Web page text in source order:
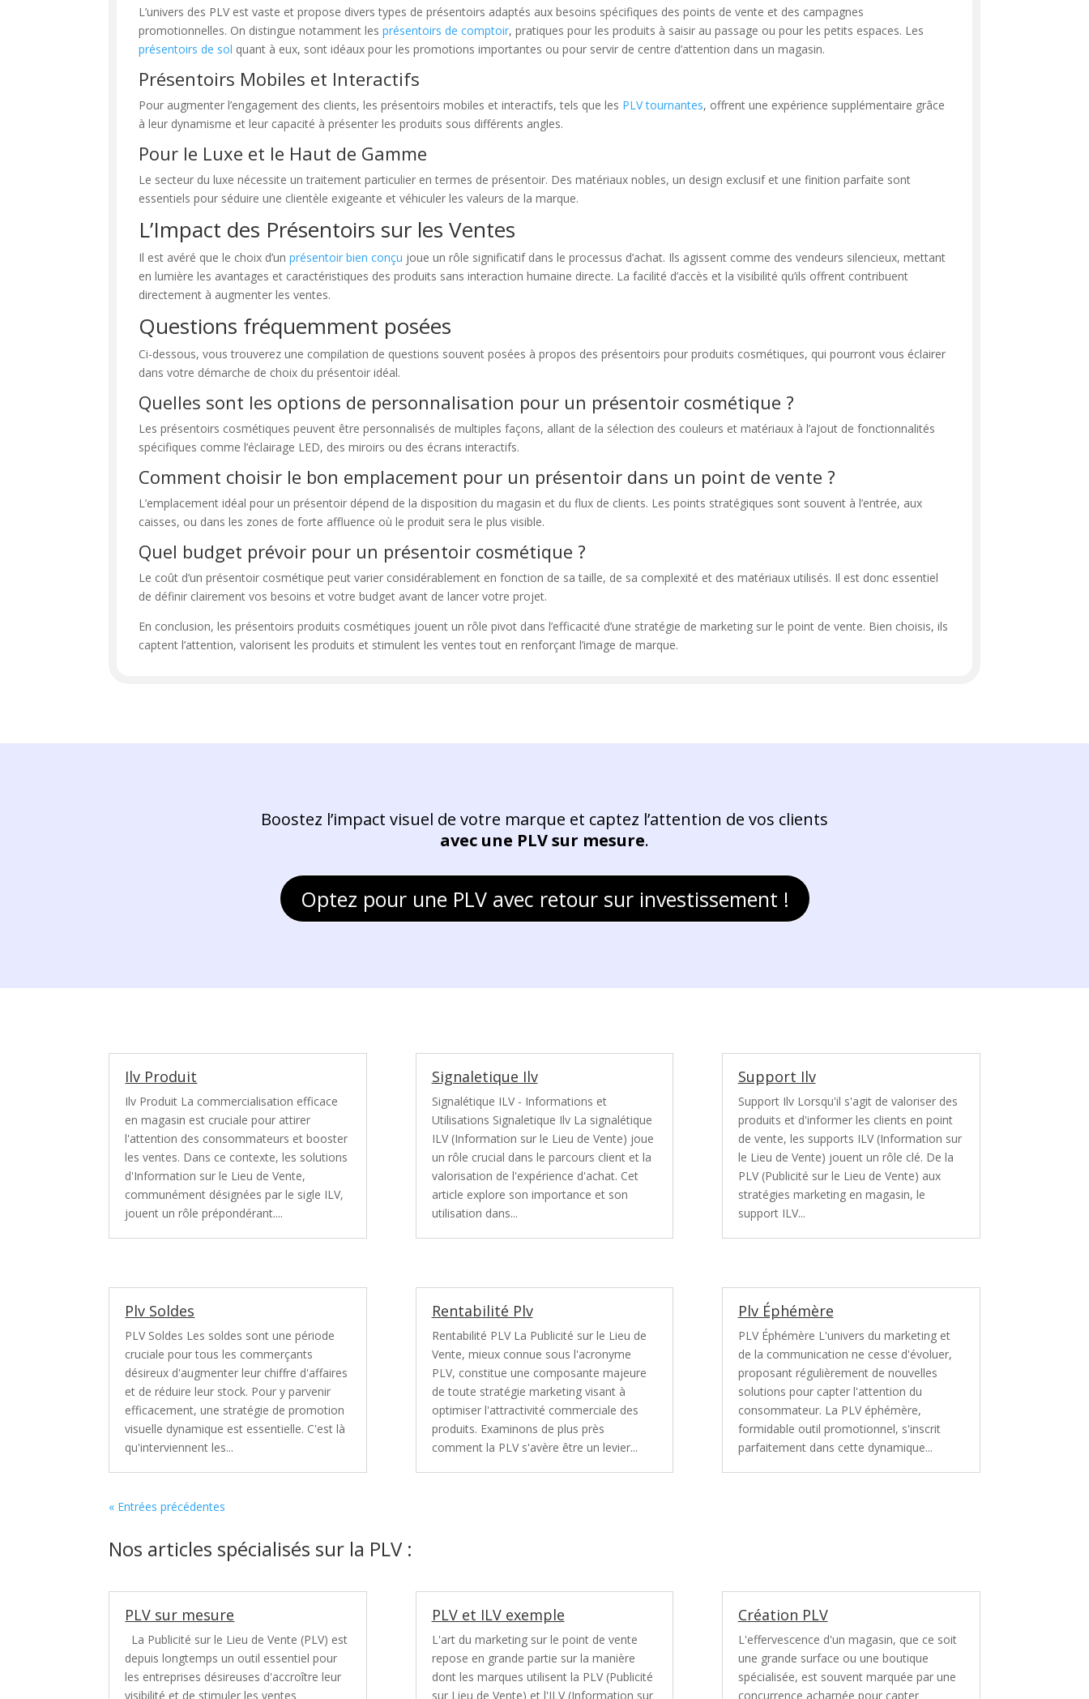
L’univers des PLV est vaste et propose divers types de présentoirs adaptés aux besoins spécifiques des points de vente et des campagnes
promotionnelles. On distingue notamment lesprésentoirs de comptoir, pratiques pour les produits à saisir au passage ou pour les petits espaces. Les
présentoirs de sol quant à eux, sont idéaux pour les promotions importantes ou pour servir de centre d’attention dans un magasin.
Présentoirs Mobiles et Interactifs
Pour augmenter l’engagement des clients, les présentoirs mobiles et interactifs, tels que les PLV tournantes, offrent une expérience supplémentaire grâce
à leur dynamisme et leur capacité à présenter les produits sous différents angles.
Pour le Luxe et le Haut de Gamme
Le secteur du luxe nécessite un traitement particulier en termes de présentoir. Des matériaux nobles, un design exclusif et une finition parfaite sont
essentiels pour séduire une clientèle exigeante et véhiculer les valeurs de la marque.
L’Impact des Présentoirs sur les Ventes
Il est avéré que le choix d’unprésentoir bien conçu joue un rôle significatif dans le processus d’achat. Ils agissent comme des vendeurs silencieux, mettant
en lumière les avantages et caractéristiques des produits sans interaction humaine directe. La facilité d’accès et la visibilité qu’ils offrent contribuent
directement à augmenter les ventes.
Questions fréquemment posées
Ci-dessous, vous trouverez une compilation de questions souvent posées à propos des présentoirs pour produits cosmétiques, qui pourront vous éclairer
dans votre démarche de choix du présentoir idéal.
Quelles sont les options de personnalisation pour un présentoir cosmétique ?
Les présentoirs cosmétiques peuvent être personnalisés de multiples façons, allant de la sélection des couleurs et matériaux à l’ajout de fonctionnalités
spécifiques comme l’éclairage LED, des miroirs ou des écrans interactifs.
Comment choisir le bon emplacement pour un présentoir dans un point de vente ?
L’emplacement idéal pour un présentoir dépend de la disposition du magasin et du flux de clients. Les points stratégiques sont souvent à l’entrée, aux
caisses, ou dans les zones de forte affluence où le produit sera le plus visible.
Quel budget prévoir pour un présentoir cosmétique ?
Le coût d’un présentoir cosmétique peut varier considérablement en fonction de sa taille, de sa complexité et des matériaux utilisés. Il est donc essentiel
de définir clairement vos besoins et votre budget avant de lancer votre projet.
En conclusion, les présentoirs produits cosmétiques jouent un rôle pivot dans l’efficacité d’une stratégie de marketing sur le point de vente. Bien choisis, ils
captent l’attention, valorisent les produits et stimulent les ventes tout en renforçant l’image de marque.
Boostez l’impact visuel de votre marque et captez l’attention de vos clients
avec une PLV sur mesure.
Optez pour une PLV avec retour sur investissement !
Ilv Produit
Ilv Produit La commercialisation efficace
en magasin est cruciale pour attirer
l'attention des consommateurs et booster
les ventes. Dans ce contexte, les solutions
d'Information sur le Lieu de Vente,
communément désignées par le sigle ILV,
jouent un rôle prépondérant....
Plv Soldes
PLV Soldes Les soldes sont une période
cruciale pour tous les commerçants
désireux d'augmenter leur chiffre d'affaires
et de réduire leur stock. Pour y parvenir
efficacement, une stratégie de promotion
visuelle dynamique est essentielle. C'est là
qu'interviennent les...
Signaletique Ilv
Signalétique ILV - Informations et
Utilisations Signaletique Ilv La signalétique
ILV (Information sur le Lieu de Vente) joue
un rôle crucial dans le parcours client et la
valorisation de l'expérience d'achat. Cet
article explore son importance et son
utilisation dans...
Rentabilité Plv
Rentabilité PLV La Publicité sur le Lieu de
Vente, mieux connue sous l'acronyme
PLV, constitue une composante majeure
de toute stratégie marketing visant à
optimiser l'attractivité commerciale des
produits. Examinons de plus près
comment la PLV s'avère être un levier...
Support Ilv
Support Ilv Lorsqu'il s'agit de valoriser des
produits et d'informer les clients en point
de vente, les supports ILV (Information sur
le Lieu de Vente) jouent un rôle clé. De la
PLV (Publicité sur le Lieu de Vente) aux
stratégies marketing en magasin, le
support ILV...
Plv Éphémère
PLV Éphémère L'univers du marketing et
de la communication ne cesse d'évoluer,
proposant régulièrement de nouvelles
solutions pour capter l'attention du
consommateur. La PLV éphémère,
formidable outil promotionnel, s'inscrit
parfaitement dans cette dynamique...
« Entrées précédentes
Nos articles spécialisés sur la PLV :
PLV sur mesure
La Publicité sur le Lieu de Vente (PLV) est
depuis longtemps un outil essentiel pour
les entreprises désireuses d'accroître leur
visibilité et de stimuler les ventes
PLV et ILV exemple
L'art du marketing sur le point de vente
repose en grande partie sur la manière
dont les marques utilisent la PLV (Publicité
sur Lieu de Vente) et l'ILV (Information sur
Création PLV
L'effervescence d'un magasin, que ce soit
une grande surface ou une boutique
spécialisée, est souvent marquée par une
concurrence acharnée pour capter